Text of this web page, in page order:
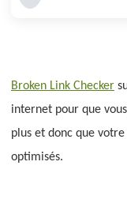
Broken Link Checker
internet pour que
plus et donc que
optimisés.